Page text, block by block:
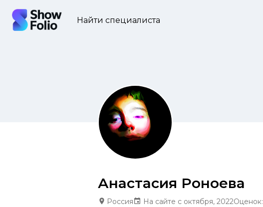
Найти специалиста
Анастасия Роноева
Россия На сайте с октября, 2022Оценок: